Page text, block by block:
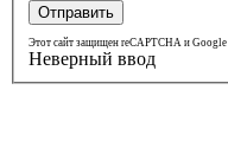
Отправить
Этот сайт защищен reCAPTCHA и Google
Неверный ввод